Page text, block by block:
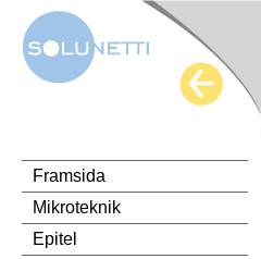
Framsida
Mikroteknik
Epitel